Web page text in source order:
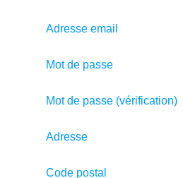
Adresse email
Mot de passe
Mot de passe (vérification)
Adresse
Code postal